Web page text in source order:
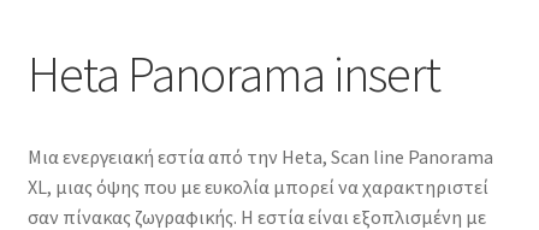
Heta Panorama insert
Μια ενεργειακή εστία από την Heta, Scan line Panorama
XL, μιας όψης που με ευκολία μπορεί να χαρακτηριστεί
σαν πίνακας ζωγραφικής. Η εστία είναι εξοπλισμένη με